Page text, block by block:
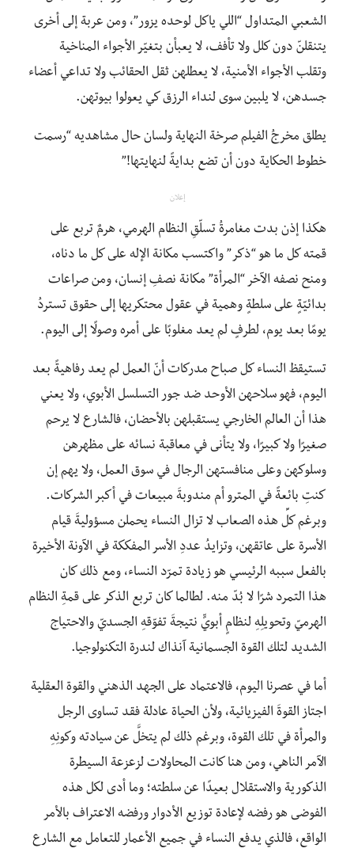
الشعبي المتداول “اللي ياكل لوحده يزور”، ومن عربة إلى أخرى
يتنقلنّ دون كلل ولا تأفف، لا يعبأن بتغيّر الأجواء المناخية
وتقلب الأجواء الأمنية، لا يعطلهن ثقل الحقائب ولا تداعي أعضاء
جسدهن، لا يلبين سوى لنداء الرزق كي يعولوا بيوتهن.
يطلق مخرجُ الفيلم صرخة النهاية ولسان حال مشاهديه “رسمت
خطوط الحكاية دون أن تضع بدايةً لنهايتها!”
إعلان
هكذا إذن بدت مغامرةُ تسلّقِ النظام الهرمي، هرمٌ تربع على
قمته كل ما هو “ذكر” واكتسب مكانة الإله على كل ما دناه،
ومنح نصفه الآخر “المرأة” مكانة نصفِ إنسان، ومن صراعات
بدائيّةٍ على سلطةٍ وهمية في عقول محتكريها إلى حقوق تستردُ
يومًا بعد يوم، لطرفٍ لم يعد مغلوبًا على أمره وصولًا إلى اليوم.
تستيقظ النساء كل صباح مدركات أنّ العمل لم يعد رفاهيةً بعد
اليوم، فهو سلاحهن الأوحد ضد جور التسلسل الأبوي، ولا يعني
هذا أن العالم الخارجي يستقبلهن بالأحضان، فالشارع لا يرحم
صغيرًا ولا كبيرًا، ولا يتأنى في معاقبة نسائه على مظهرهن
وسلوكهن وعلى منافستهن الرجال في سوق العمل، ولا يهم إن
كنتِ بائعةً في المترو أم مندوبةَ مبيعات في أكبر الشركات.
وبرغم كلِّ هذه الصعاب لا تزال النساء يحملن مسؤوليةَ قيام
الأسرة على عاتقهن، وتزايدُ عددِ الأسر المفككة في الآونة الأخيرة
بالفعل سببه الرئيسي هو زيادة تمرّد النساء، ومع ذلك كان
هذا التمرد شرًا لا بُدّ منه. لطالما كان تربع الذكر على قمةِ النظام
الهرميّ وتحويلِهِ لنظامٍ أبويٍّ نتيجةَ تفوّقِهِ الجسديّ والاحتياج
الشديد لتلك القوة الجسمانية آنذاك لندرة التكنولوجيا.
أما في عصرنا اليوم، فالاعتماد على الجهد الذهني والقوة العقلية
اجتاز القوةَ الفيزيائية، ولأن الحياة عادلة فقد تساوى الرجل
والمرأة في تلك القوة، وبرغم ذلك لم يتخلَّ عن سيادته وكونِهِ
الآمر الناهي، ومن هنا كانت المحاولات لزعزعة السيطرة
الذكورية والاستقلال بعيدًا عن سلطته؛ وما أدى لكل هذه
الفوضى هو رفضه لإعادة توزيع الأدوار ورفضه الاعتراف بالأمر
الواقع، فالذي يدفع النساء في جميع الأعمار للتعامل مع الشارع